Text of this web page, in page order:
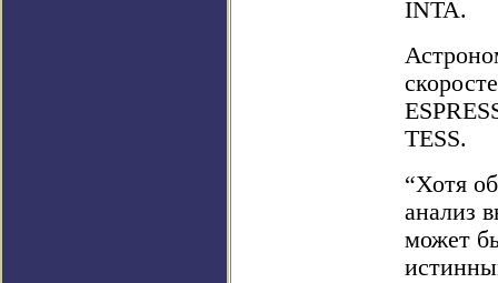
INTA.
TESS.
“Хотя
анализ
может